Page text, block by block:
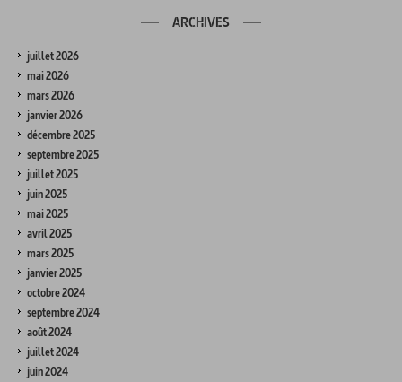
ARCHIVES
juillet 2026
mai 2026
mars 2026
janvier 2026
décembre 2025
septembre 2025
juillet 2025
juin 2025
mai 2025
avril 2025
mars 2025
janvier 2025
octobre 2024
septembre 2024
août 2024
juillet 2024
juin 2024